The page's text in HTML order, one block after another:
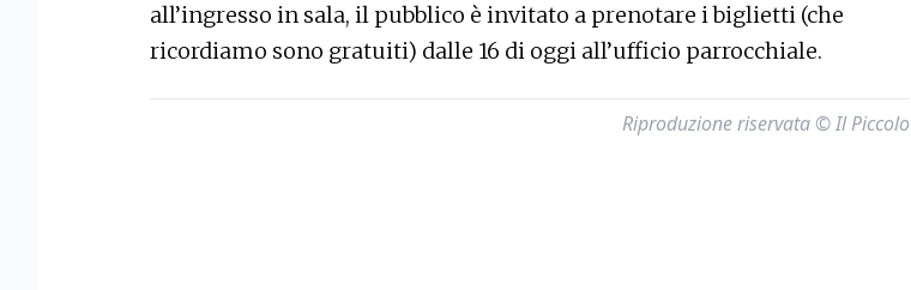
all’ingresso in sala, il pubblico è invitato a prenotare i biglietti (che
ricordiamo sono gratuiti) dalle 16 di oggi all’ufficio parrocchiale.
Riproduzione riservata © Il Piccolo